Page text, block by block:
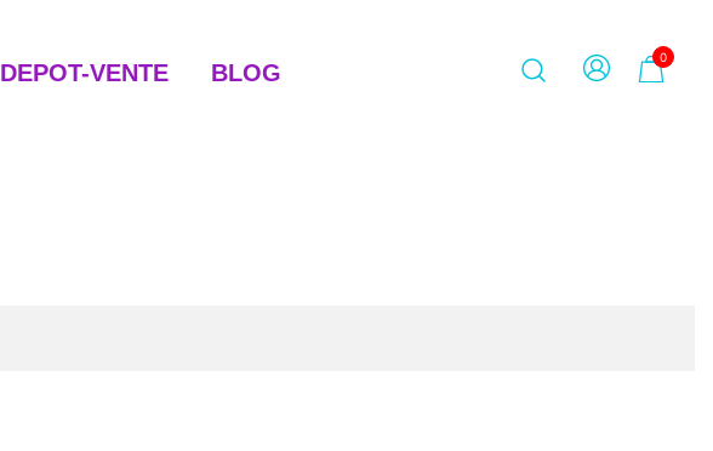
DEPOT-VENTE BLOG
0